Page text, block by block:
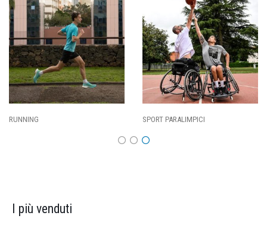
SPORT PARALIMPICI CALCIO
I più venduti